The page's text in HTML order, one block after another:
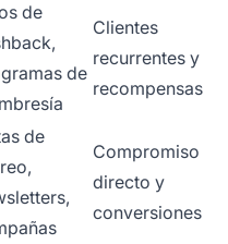
de
de
Clientes
recurrentes y
recompensas
de
Compromiso
directo y
conversiones